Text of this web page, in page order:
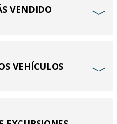
VENDIDO ﹀
VEHÍCULOS ﹀